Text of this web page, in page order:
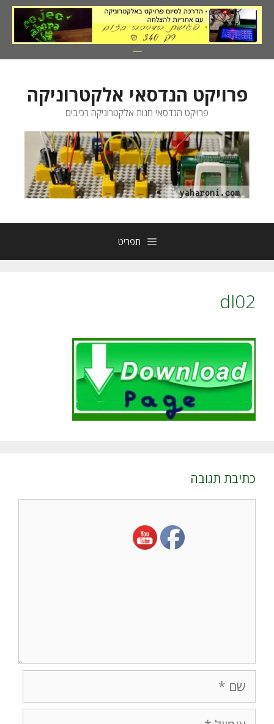
לדלג
לתוכן
פרויקט הנדסאי אלקטרוניקה
פרויקט הנדסאי חנות אלקטרוניקה רכיבים
תפריט
dl02
כתיבת תגובה
תגובה
שם
אימייל